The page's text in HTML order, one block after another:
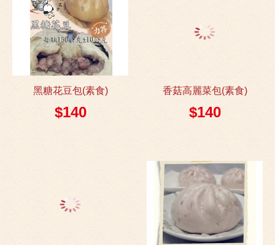
黑糖花豆包(素食)
$140
香菇高麗菜包(素食)
$140